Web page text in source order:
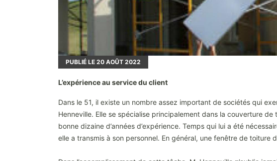
PUBLIÉ LE 20 AOÛT 2022
L’expérience au service du client
Dans le 51, il existe un nombre assez important de sociétés qui
Henneville. Elle se spécialise principalement dans la couverture
bonne dizaine d’années d’expérience. Temps qui lui a été
elle a transmis à son personnel. En général, une fenêtre de